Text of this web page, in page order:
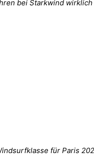
bei Starkwind
für Paris